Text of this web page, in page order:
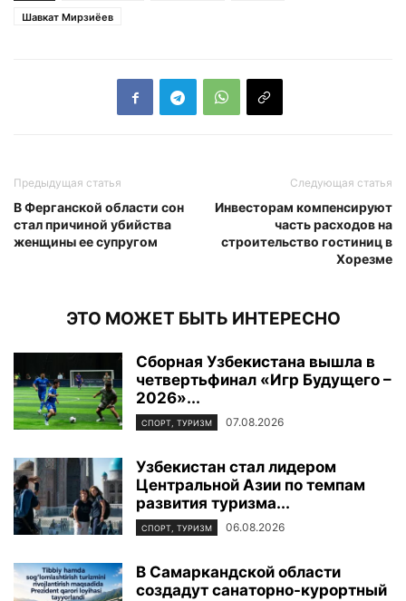
Шавкат Мирзиёев
Предыдущая статья
В Ферганской области сон
стал причиной убийства
женщины ее супругом
Следующая статья
Инвесторам компенсируют
часть расходов на
строительство гостиниц в
Хорезме
ЭТО МОЖЕТ БЫТЬ ИНТЕРЕСНО
Сборная Узбекистана вышла в
четвертьфинал «Игр Будущего –
2026»...
СПОРТ, ТУРИЗМ 07.08.2026
Узбекистан стал лидером
Центральной Азии по темпам
развития туризма...
СПОРТ, ТУРИЗМ 06.08.2026
В Самаркандской области
создадут санаторно-курортный